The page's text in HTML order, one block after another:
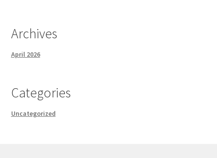
Archives
April 2026
Categories
Uncategorized